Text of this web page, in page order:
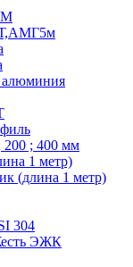
алюминия
200 ; 400 мм
1 метр)
(длина 1 метр)
304
ЭЖК